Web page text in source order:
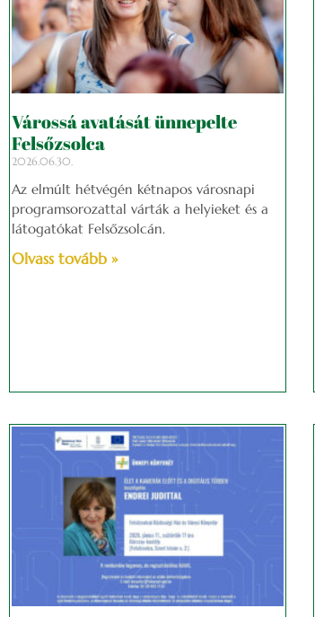
Várossá avatását ünnepelte
Felsőzsolca
2026.06.30.
Az elmúlt hétvégén kétnapos városnapi
programsorozattal várták a helyieket és a
látogatókat Felsőzsolcán.
Olvass tovább »